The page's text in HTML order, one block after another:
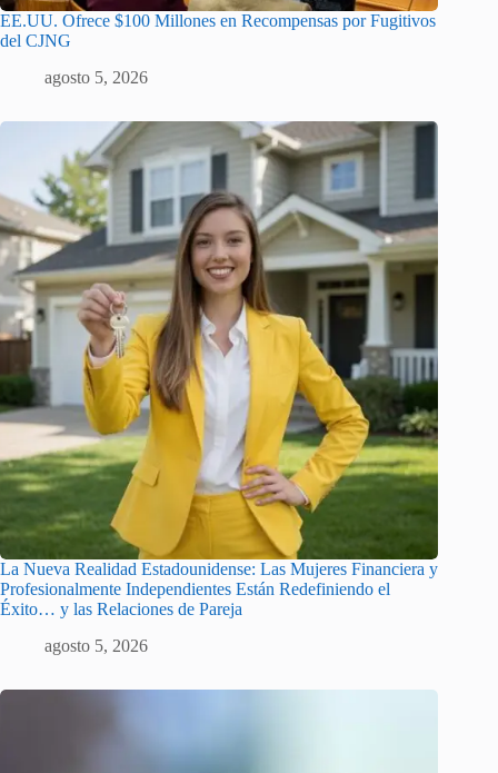
EE.UU. Ofrece $100 Millones en Recompensas por Fugitivos
del CJNG
agosto 5, 2026
La Nueva Realidad Estadounidense: Las Mujeres Financiera y
Profesionalmente Independientes Están Redefiniendo el
Éxito… y las Relaciones de Pareja
agosto 5, 2026